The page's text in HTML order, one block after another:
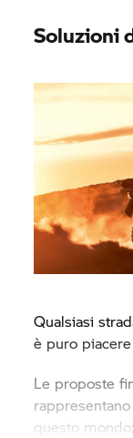
Soluzioni
Qualsiasi
è puro
Le proposte
questo